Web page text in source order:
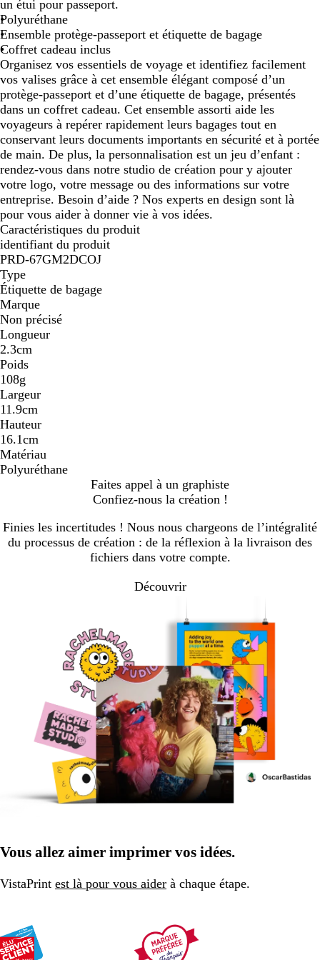
e
un étui pour passeport.
Polyuréthane
Ensemble protège-passeport et étiquette de bagage
Coffret cadeau inclus
Organisez vos essentiels de voyage et identifiez facilement
vos valises grâce à cet ensemble élégant composé d’un
protège-passeport et d’une étiquette de bagage, présentés
dans un coffret cadeau. Cet ensemble assorti aide les
voyageurs à repérer rapidement leurs bagages tout en
conservant leurs documents importants en sécurité et à portée
de main. De plus, la personnalisation est un jeu d’enfant :
rendez-vous dans notre studio de création pour y ajouter
votre logo, votre message ou des informations sur votre
entreprise. Besoin d’aide ? Nos experts en design sont là
pour vous aider à donner vie à vos idées.
Caractéristiques du produit
identifiant du produit
PRD-67GM2DCOJ
Type
Étiquette de bagage
Marque
Non précisé
Longueur
2.3cm
Poids
108g
Largeur
11.9cm
Hauteur
16.1cm
Matériau
Polyuréthane
Faites appel à un graphiste
Confiez-nous la création !
Finies les incertitudes ! Nous nous chargeons de l’intégralité
du processus de création : de la réflexion à la livraison des
fichiers dans votre compte.
Découvrir
Vous allez aimer imprimer vos idées.
VistaPrint est là pour vous aider à chaque étape.